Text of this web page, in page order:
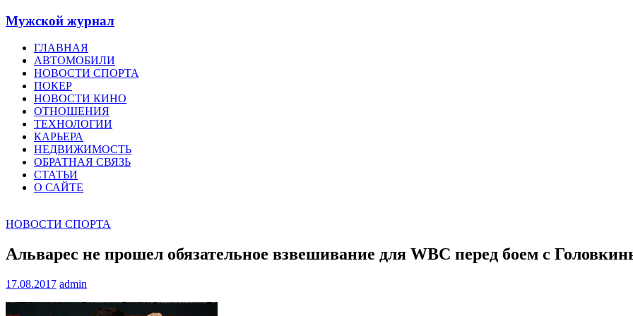
Мужской журнал
ГЛАВНАЯ
АВТОМОБИЛИ
НОВОСТИ СПОРТА
ПОКЕР
НОВОСТИ КИНО
ОТНОШЕНИЯ
ТЕХНОЛОГИИ
КАРЬЕРА
НЕДВИЖИМОСТЬ
ОБРАТНАЯ СВЯЗЬ
СТАТЬИ
О САЙТЕ
НОВОСТИ СПОРТА
Альварес не прошел обязательное взвешивание для WBC перед боем с
17.08.2017 admin